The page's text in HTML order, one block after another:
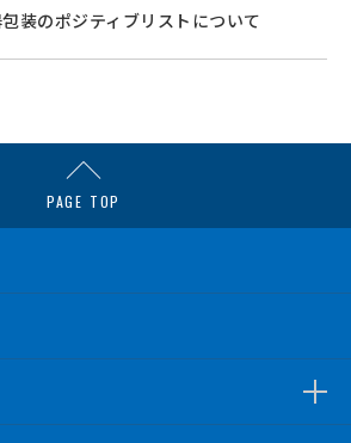
装のポジティブリストについて
PAGE TOP